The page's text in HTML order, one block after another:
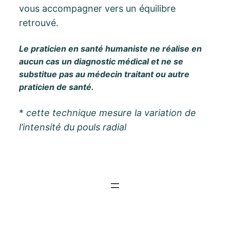
vous accompagner vers un équilibre
retrouvé.
Le praticien en santé humaniste ne réalise en
aucun cas un diagnostic médical et ne se
substitue pas au médecin traitant ou autre
praticien de santé.
*cette techniquemesure la variation de
l’intensité du pouls radial